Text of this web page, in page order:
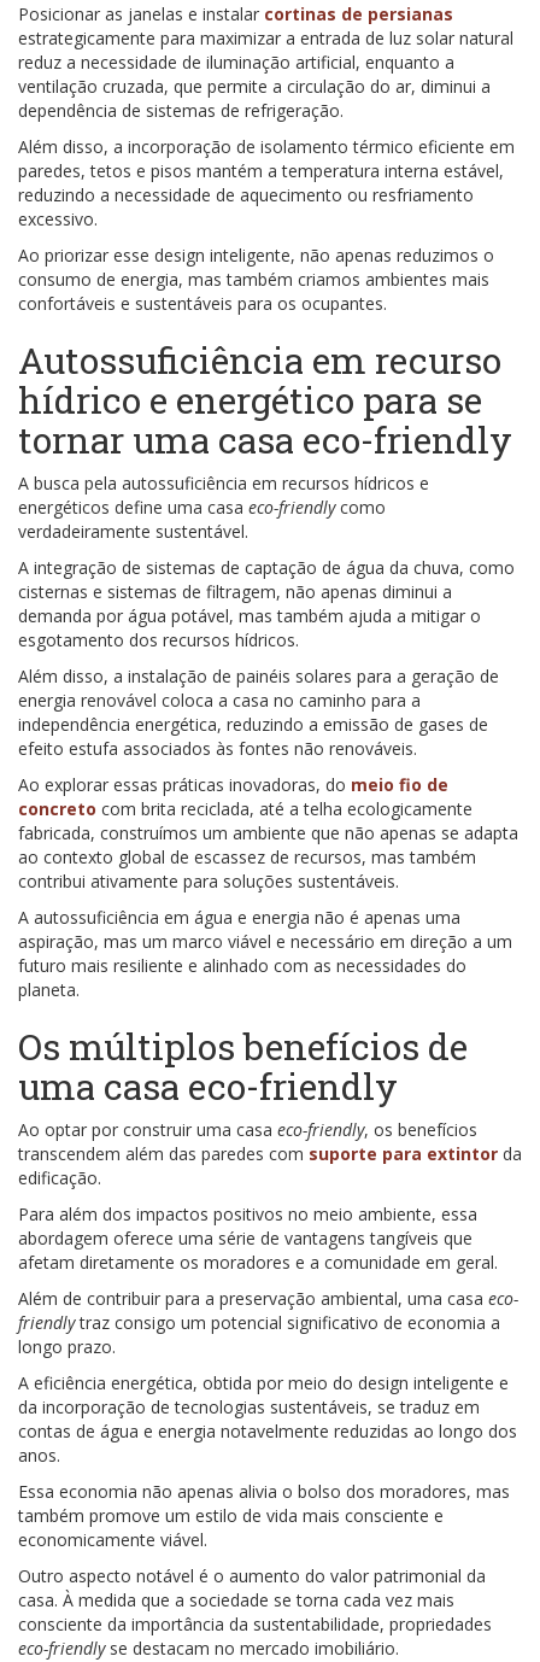
Posicionar as janelas e instalar cortinas de persianas
estrategicamente para maximizar a entrada de luz solar natural
reduz a necessidade de iluminação artificial, enquanto a
ventilação cruzada, que permite a circulação do ar, diminui a
dependência de sistemas de refrigeração.
Além disso, a incorporação de isolamento térmico eficiente em
paredes, tetos e pisos mantém a temperatura interna estável,
reduzindo a necessidade de aquecimento ou resfriamento
excessivo.
Ao priorizar esse design inteligente, não apenas reduzimos o
consumo de energia, mas também criamos ambientes mais
confortáveis e sustentáveis para os ocupantes.
Autossuficiência em recurso
hídrico e energético para se
tornar uma casa eco-friendly
A busca pela autossuficiência em recursos hídricos e
energéticos define uma casa eco-friendlycomo
verdadeiramente sustentável.
A integração de sistemas de captação de água da chuva, como
cisternas e sistemas de filtragem, não apenas diminui a
demanda por água potável, mas também ajuda a mitigar o
esgotamento dos recursos hídricos.
Além disso, a instalação de painéis solares para a geração de
energia renovável coloca a casa no caminho para a
independência energética, reduzindo a emissão de gases de
efeito estufa associados às fontes não renováveis.
Ao explorar essas práticas inovadoras, do meio fio de
concreto com brita reciclada, até a telha ecologicamente
fabricada, construímos um ambiente que não apenas se adapta
ao contexto global de escassez de recursos, mas também
contribui ativamente para soluções sustentáveis.
A autossuficiência em água e energia não é apenas uma
aspiração, mas um marco viável e necessário em direção a um
futuro mais resiliente e alinhado com as necessidades do
planeta.
Os múltiplos benefícios de
uma casa eco-friendly
Ao optar por construir uma casa eco-friendly, os benefícios
transcendem além das paredes com suporte para extintor da
edificação.
Para além dos impactos positivos no meio ambiente, essa
abordagem oferece uma série de vantagens tangíveis que
afetam diretamente os moradores e a comunidade em geral.
Além de contribuir para a preservação ambiental, uma casa eco-
friendlytraz consigo um potencial significativo de economia a
longo prazo.
A eficiência energética, obtida por meio do design inteligente e
da incorporação de tecnologias sustentáveis, se traduz em
contas de água e energia notavelmente reduzidas ao longo dos
anos.
Essa economia não apenas alivia o bolso dos moradores, mas
também promove um estilo de vida mais consciente e
economicamente viável.
Outro aspecto notável é o aumento do valor patrimonial da
casa. À medida que a sociedade se torna cada vez mais
consciente da importância da sustentabilidade, propriedades
eco-friendlyse destacam no mercado imobiliário.